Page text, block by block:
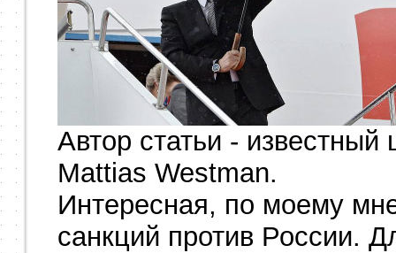
Автор статьи -
Mattias Westman.
Интересная, по моему
санкций против России.